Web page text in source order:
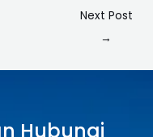
Next Post
→
Hubungi